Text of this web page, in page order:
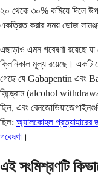
২০ থেকে ৩০% কমিয়ে দিলে
একত্রিত করার সময় ডোজ
এছাড়াও এমন গবেষণা রয়েছে যা
ক্লিনিকাল মূল্য রয়েছে। একটি
গেছে যে Gabapentin এবং
সিন্ড্রোম (alcohol
ছিল, এবং
ছিল: অ্যালকোহল
গবেষণা ।
এই সংমিশ্রণটি